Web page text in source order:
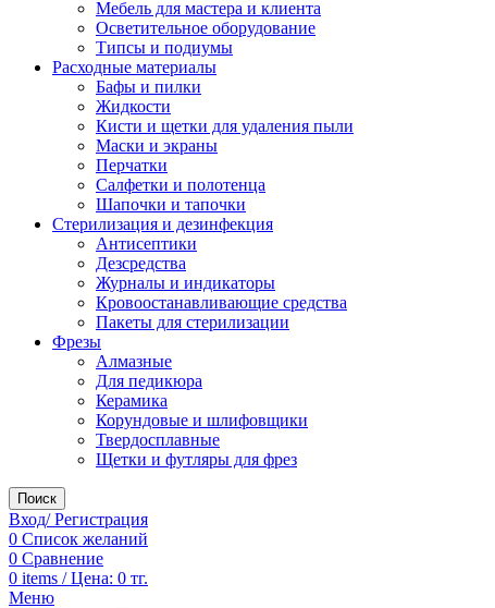
Мебель для мастера и клиента
Осветительное оборудование
Типсы и подиумы
Расходные материалы
Бафы и пилки
Жидкости
Кисти и щетки для удаления пыли
Маски и экраны
Перчатки
Салфетки и полотенца
Шапочки и тапочки
Стерилизация и дезинфекция
Антисептики
Дезсредства
Журналы и индикаторы
Кровоостанавливающие средства
Пакеты для стерилизации
Фрезы
Алмазные
Для педикюра
Керамика
Корундовые и шлифовщики
Твердосплавные
Щетки и футляры для фрез
Поиск
Вход/ Регистрация
0 Список желаний
0 Сравнение
0 items / Цена: 0 тг.
Меню